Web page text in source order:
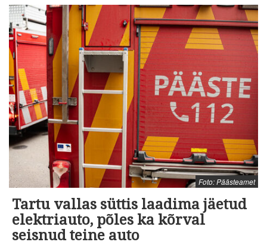
Foto: Päästeamet
Tartu vallas süttis laadima jäetud
elektriauto, põles ka kõrval
seisnud teine auto